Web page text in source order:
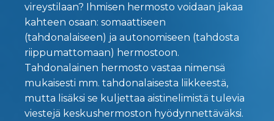
vireystilaan? Ihmisen hermosto voidaan jakaa
kahteen osaan: somaattiseen
(tahdonalaiseen) ja autonomiseen (tahdosta
riippumattomaan) hermostoon.
Tahdonalainen hermosto vastaa nimensä
mukaisesti mm. tahdonalaisesta liikkeestä,
mutta lisäksi se kuljettaa aistinelimistä tulevia
viestejä keskushermoston hyödynnettäväksi.